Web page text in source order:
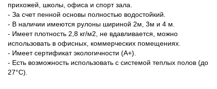
прихожей, школы, офиса и спорт зала.
- За счет пенной основы полностью водостойкий.
- В наличии имеются рулоны шириной 2м, 3м и 4 м.
- Имеет плотность 2,8 кг/м2, не вдавливается, можно
использовать в офисных, коммерческих помещениях.
- Имеет сертификат экологичности (A+).
- Есть возможность использовать с системой теплых полов (до
27°C).